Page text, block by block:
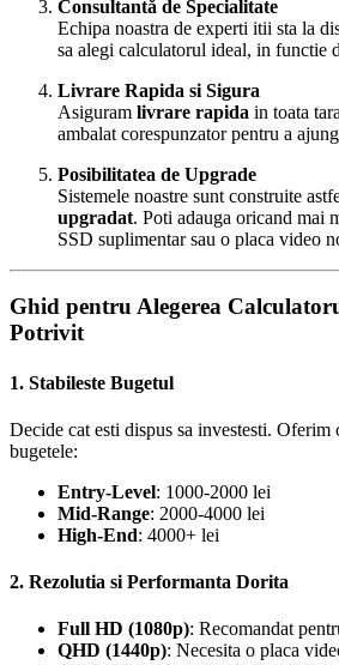
Consultantă de Specialitate
Echipa noastra de experti itii sta la
sa alegi calculatorul ideal, in functie
Livrare Rapida si Sigura
Asiguram livrare rapida in toata
ambalat corespunzator pentru a
Posibilitatea de Upgrade
Sistemele noastre sunt construite
upgradat. Poti adauga oricand mai
SSD suplimentar sau o placa video
Ghid pentru Alegerea
Potrivit
1. Stabileste Bugetul
Decide cat esti dispus sa investesti. Oferim
bugetele:
Entry-Level: 1000-2000 lei
Mid-Range: 2000-4000 lei
High-End: 4000+ lei
2. Rezolutia si Performanta Dorita
Full HD (1080p): Recomandat
QHD (1440p): Necesita o placa